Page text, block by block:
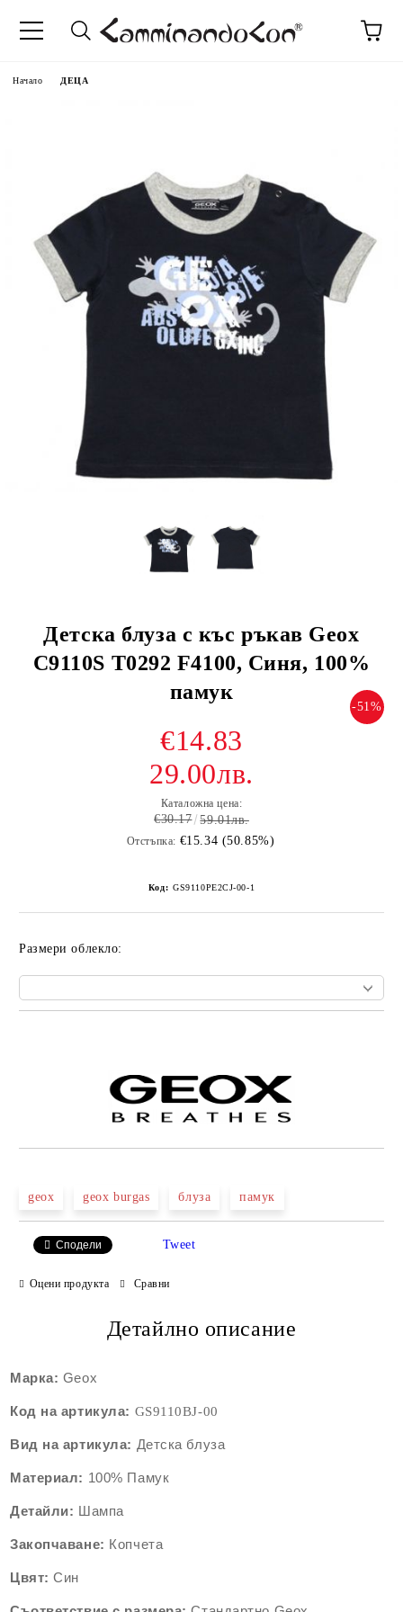
Начало ДЕЦА
Детска блуза с къс ръкав Geox
C9110S T0292 F4100, Синя, 100%
памук
-51%
€14.83
29.00лв.
Каталожна цена:
€30.17 59.01лв.
Отстъпка: €15.34 (50.85%)
Код: GS9110РЕ2CJ-00-1
Размери облекло:
geox geox burgas блуза памук
Сподели Tweet
Оцени продукта Сравни
Детайлно описание
Марка: Geox
Код на артикула: GS9110BJ-00
Вид на артикула: Детска блуза
Материал: 100% Памук
Детайли: Шампа
Закопчаване: Копчета
Цвят:Син